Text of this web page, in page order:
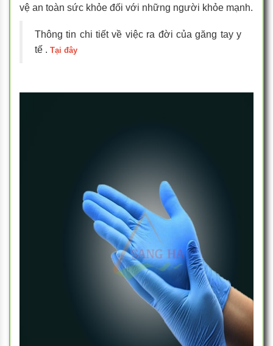
vệ an toàn sức khỏe đối với những người khỏe mạnh.
Thông tin chi tiết về việc ra đời của găng tay y
tế . Tại đây